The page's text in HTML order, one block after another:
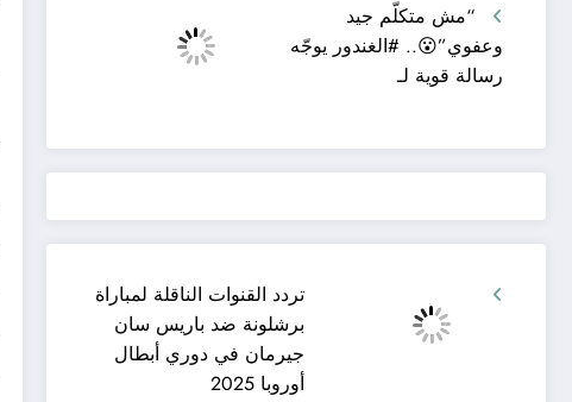
“مش متكلّم جيد
وعفوي”😮.. #الغندور يوجّه
رسالة قوية لـ
تردد القنوات الناقلة لمباراة
برشلونة ضد باريس سان
جيرمان في دوري أبطال
أوروبا 2025